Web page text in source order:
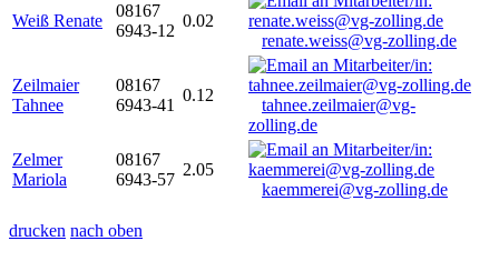
Weiß Renate
08167
6943-12
0.02
renate.weiss@vg-zolling.de
Zeilmaier
Tahnee
08167
6943-41
0.12
tahnee.zeilmaier@vg-
zolling.de
Zelmer
Mariola
08167
6943-57
2.05
kaemmerei@vg-zolling.de
drucken nach oben